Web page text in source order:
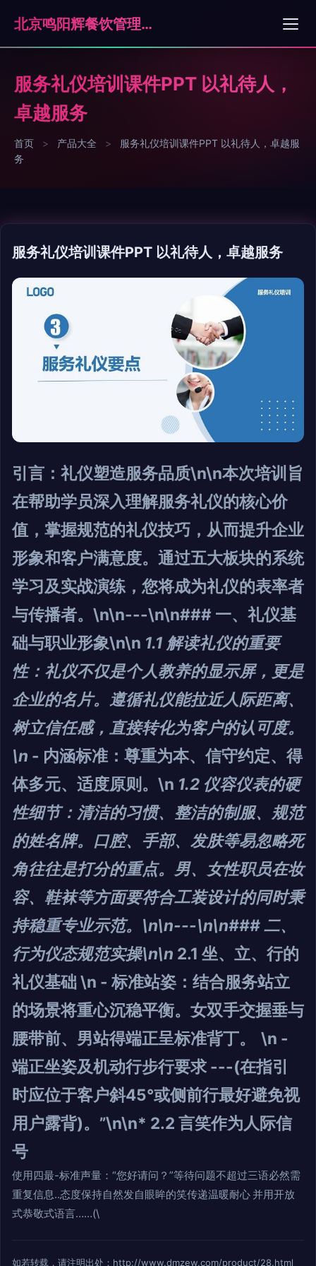
北京鸣阳辉餐饮管理有限公司
服务礼仪培训课件PPT 以礼待人，
卓越服务
首页 > 产品大全 >
服务礼仪培训课件PPT 以礼待人，卓越服
务
服务礼仪培训课件PPT 以礼待人，卓越服务
引言：礼仪塑造服务品质\n\n本次培训旨
在帮助学员深入理解服务礼仪的核心价
值，掌握规范的礼仪技巧，从而提升企业
形象和客户满意度。通过五大板块的系统
学习及实战演练，您将成为礼仪的表率者
与传播者。\n\n---\n\n### 一、礼仪基
础与职业形象\n\n 1.1 解读礼仪的重要
性：礼仪不仅是个人教养的显示屏，更是
企业的名片。遵循礼仪能拉近人际距离、
树立信任感，直接转化为客户的认可度。
\n - 内涵标准：尊重为本、信守约定、得
体多元、适度原则。\n 1.2 仪容仪表的硬
性细节：清洁的习惯、整洁的制服、规范
的姓名牌。口腔、手部、发肤等易忽略死
角往往是打分的重点。​男、女性职员在妆
容、鞋袜等方面要符合工装设计的同时秉
持稳重专业示范。\n\n---\n\n### 二、
行为仪态规范实操\n\n 2.1 坐、立、行的
礼仪基础\n - 标准站姿：结合服务站立
的场景将重心沉稳平衡。女双手交握垂与
腰带前、男站得端正呈标准背丁。 \n -
端正坐姿及机动行步行要求 ---(在指引
时应位于客户斜45°或侧前行最好避免视
用户露背)。”\n\n* 2.2 言笑作为人际信
号
使用四最-标准声量：“您好请问？”等待问题不超过三语必然需
重复信息..态度保持自然发自眼眸的笑传递温暖耐心 并用开放
式恭敬式语言……(\
如若转载，请注明出处：http://www.dmzew.com/product/28.html